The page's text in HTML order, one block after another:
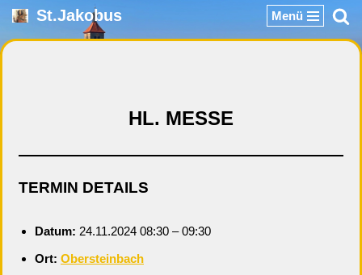
Zum
St.Jakobus Menü
HL. MESSE
TERMIN DETAILS
Datum: 24.11.2024 08:30 –09:30
Ort: Obersteinbach